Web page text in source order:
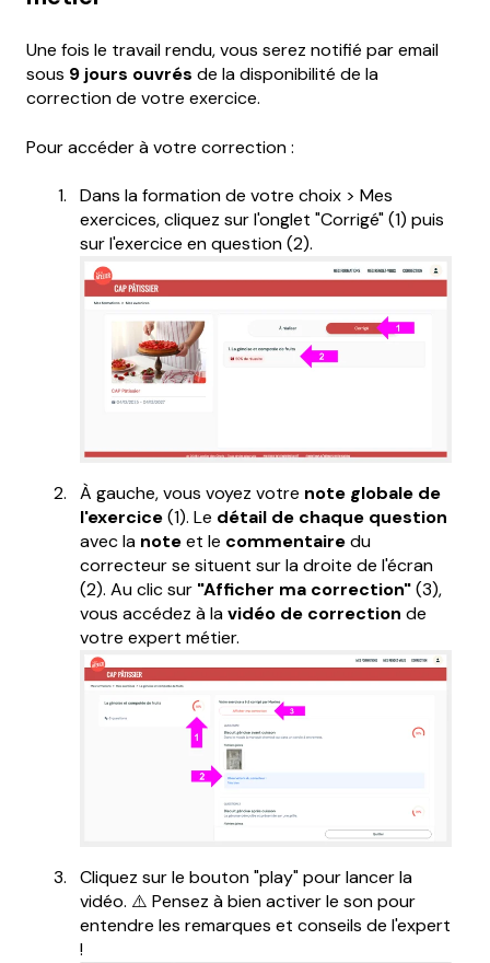
Une fois le travail rendu, vous serez notifié par email
sous 9 jours ouvrés de la disponibilité de la
correction de votre exercice.
Pour accéder à votre correction :
Dans la formation de votre choix > Mes
exercices, cliquez sur l'onglet "Corrigé" (1) puis
sur l'exercice en question (2).
À gauche, vous voyez votre note globale de
l'exercice(1). Le détail de chaque question
avec la noteet le commentairedu
correcteur se situent sur la droite de l'écran
(2). Au clic sur "Afficher ma correction"(3),
vous accédez à lavidéo de correction de
votre expert métier.
Cliquez sur le bouton "play" pour lancer la
vidéo. ⚠️ Pensez à bien activer le son pour
entendre les remarques et conseils de l'expert
!